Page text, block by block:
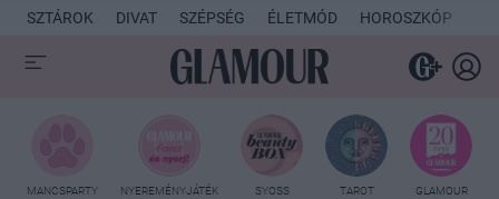
SZTÁROK DIVAT SZÉPSÉG ÉLETMÓD HOROSZKÓP
MANCSPARTY NYEREMÉNYJÁTÉK SYOSS TAROT
GLAMOUR